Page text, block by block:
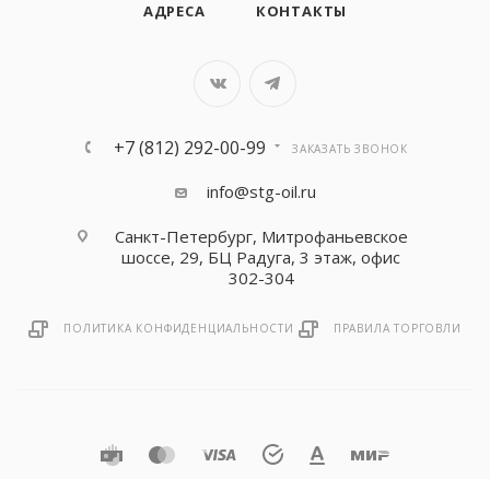
АДРЕСА
КОНТАКТЫ
+7 (812) 292-00-99 ЗАКАЗАТЬ ЗВОНОК
info@stg-oil.ru
Санкт-Петербург, Митрофаньевское
шоссе, 29, БЦ Радуга, 3 этаж, офис
302-304
ПОЛИТИКА КОНФИДЕНЦИАЛЬНОСТИ ПРАВИЛА ТОРГОВЛИ